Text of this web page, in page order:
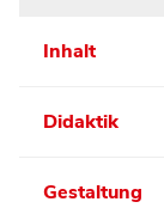
Inhalt
Didaktik
Gestaltung